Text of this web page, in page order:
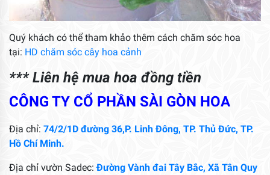
Quý khách có thể tham khảo thêm cách chăm sóc hoa
tại: HD chăm sóc cây hoa cảnh
*** Liên hệ mua hoa đồng tiền
CÔNG TY CỔ PHẦN SÀI GÒN HOA
Địa chỉ: 74/2/1D đường 36,P. Linh Đông, TP. Thủ Đức, TP.
Hồ Chí Minh.
Địa chỉ vườn Sadec:Đường Vành đai Tây Bắc, Xã Tân Quy